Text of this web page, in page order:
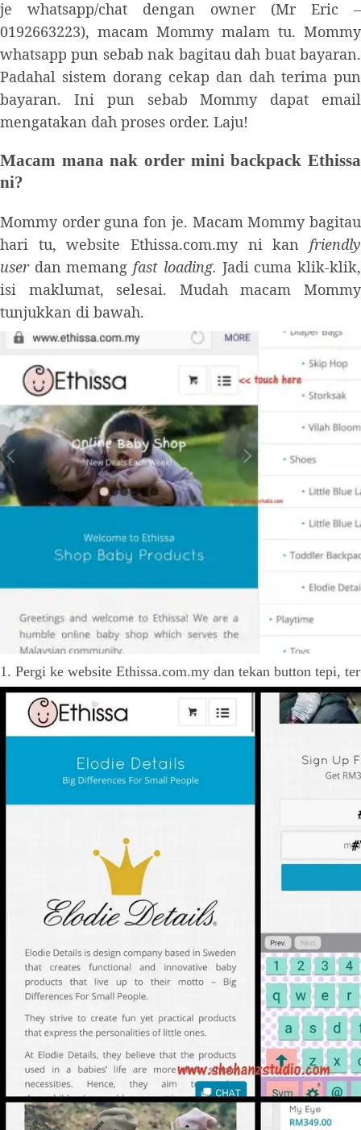
je whatsapp/chat dengan owner (Mr Eric –
0192663223), macam Mommy malam tu. Mommy
whatsapp pun sebab nak bagitau dah buat bayaran.
Padahal sistem dorang cekap dan dah terima pun
bayaran. Ini pun sebab Mommy dapat email
mengatakan dah proses order. Laju!
Macam mana nak order mini backpack Ethissa
ni?
Mommy order guna fon je. Macam Mommy bagitau
hari tu, website Ethissa.com.my ni kan friendly
userdan memangfast loading. Jadi cuma klik-klik,
isi maklumat, selesai. Mudah macam Mommy
tunjukkan di bawah.
1. Pergi ke website Ethissa.com.my dan tekan button tepi,